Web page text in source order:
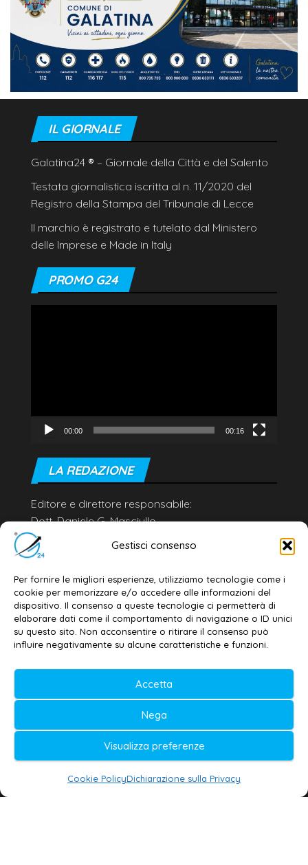
Gestisci consenso
Per fornire le migliori esperienze, utilizziamo tecnologie come i
cookie per memorizzare e/o accedere alle informazioni del
dispositivo. Il consenso a queste tecnologie ci permetterà di
elaborare dati come il comportamento di navigazione o ID unici
su questo sito. Non acconsentire o ritirare il consenso può
influire negativamente su alcune caratteristiche e funzioni.
Accetta
Nega
Visualizza preferenze
Cookie PolicyDichiarazione sulla Privacy
IL GIORNALE
Galatina24 ® – Giornale della Città e del Salento
Testata giornalistica iscritta al n. 11/2020 del
Registro della Stampa del Tribunale di Lecce
Il marchio è registrato e tutelato dal Ministero
delle Imprese e Made in Italy
PROMO G24
00:00 00:16
LA REDAZIONE
Editore e direttore responsabile:
Dott. Daniele G. Masciullo
Email:
redazione@galatina24.it
Privacy policy–Cookie policy
© 2020-2026 | Galatina24 ®
Testata iscritta al n. 11/2020 Registro della
Stampa Tribunale di Lecce
Editore e direttore responsabile:
Daniele G. Masciullo
Galatina24 è marchio registrato dal Ministero
delle Imprese